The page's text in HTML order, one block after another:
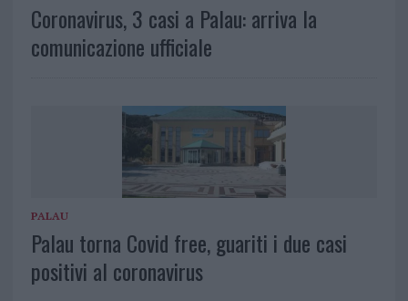
Coronavirus, 3 casi a Palau: arriva la
comunicazione ufficiale
PALAU
Palau torna Covid free, guariti i due casi
positivi al coronavirus